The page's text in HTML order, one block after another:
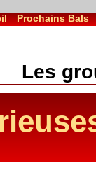
Prochains Bals
Les